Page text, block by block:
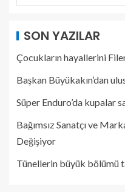
SON YAZILAR
Çocukların hayallerini
Başkan Büyükakın’dan
Süper Enduro’da kupalar
Bağımsız Sanatçı ve
Değişiyor
Tünellerin büyük bölümü